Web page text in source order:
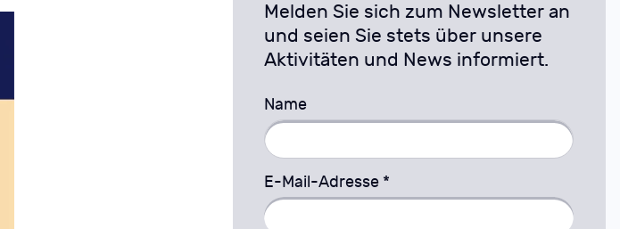
Melden Sie sich zum Newsletter an
und seien Sie stets über unsere
Aktivitäten und News informiert.
Name
E-Mail-Adresse *